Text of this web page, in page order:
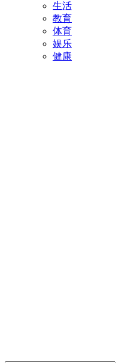
生活
教育
体育
娱乐
健康